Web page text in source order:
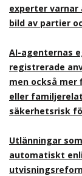
experter
bild av partier
AI-agenternas
registrerade
men också mer
eller
säkerhetsrisk
Utlänningar
automatiskt